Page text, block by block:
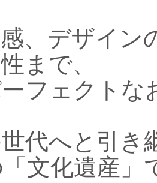
、デザイン
まで、
フェクトな
代へと引き
文化遺産」